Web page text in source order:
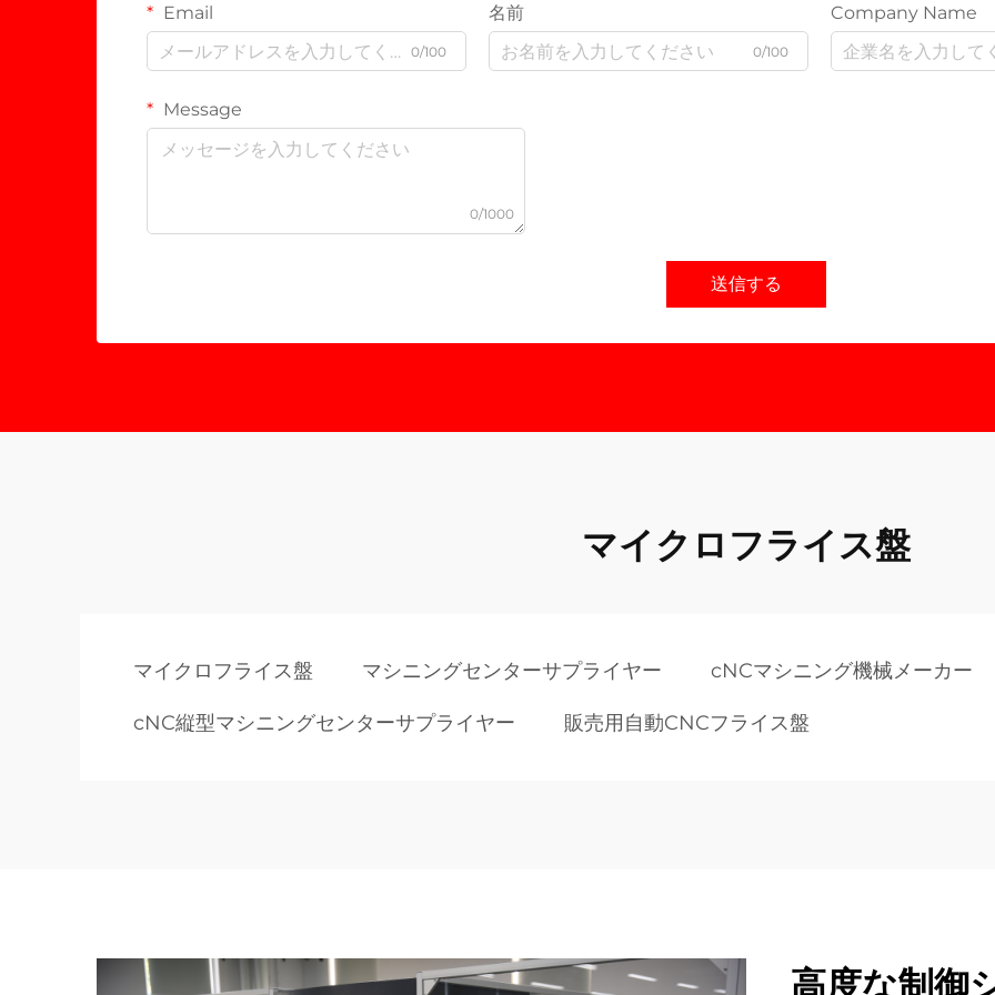
Email
0/100
名前
0/100
Company Name
Message
0/1000
送信する
マイクロフライス盤
マイクロフライス盤 マシニングセンターサプライヤー cNCマシニング機械メーカー
cNC縦型マシニングセンターサプライヤー 販売用自動CNCフライス盤
高度な制御